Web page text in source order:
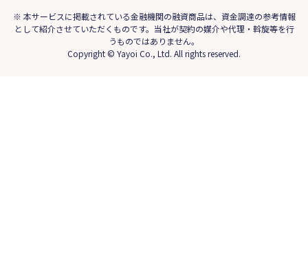
※ 本サービスに掲載されている金融機関の融資商品は、資金調達の参考情報
として紹介させていただくものです。当社が契約の媒介や代理・斡旋等を行
うものではありません。
Copyright © Yayoi Co., Ltd. All rights reserved.